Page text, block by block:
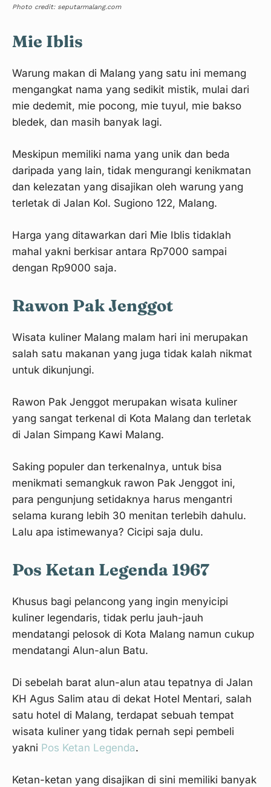
Photo credit: seputarmalang.com
Mie Iblis
Warung makan di Malang yang satu ini memang
mengangkat nama yang sedikit mistik, mulai dari
mie dedemit, mie pocong, mie tuyul, mie bakso
bledek, dan masih banyak lagi.
Meskipun memiliki nama yang unik dan beda
daripada yang lain, tidak mengurangi kenikmatan
dan kelezatan yang disajikan oleh warung yang
terletak di Jalan Kol. Sugiono 122, Malang.
Harga yang ditawarkan dari Mie Iblis tidaklah
mahal yakni berkisar antara Rp7000 sampai
dengan Rp9000 saja.
Rawon Pak Jenggot
Wisata kuliner Malang malam hari ini merupakan
salah satu makanan yang juga tidak kalah nikmat
untuk dikunjungi.
Rawon Pak Jenggot merupakan wisata kuliner
yang sangat terkenal di Kota Malang dan terletak
di Jalan Simpang Kawi Malang.
Saking populer dan terkenalnya, untuk bisa
menikmati semangkuk rawon Pak Jenggot ini,
para pengunjung setidaknya harus mengantri
selama kurang lebih 30 menitan terlebih dahulu.
Lalu apa istimewanya? Cicipi saja dulu.
Pos Ketan Legenda 1967
Khusus bagi pelancong yang ingin menyicipi
kuliner legendaris, tidak perlu jauh-jauh
mendatangi pelosok di Kota Malang namun cukup
mendatangi Alun-alun Batu.
Di sebelah barat alun-alun atau tepatnya di Jalan
KH Agus Salim atau di dekat Hotel Mentari, salah
satu hotel di Malang, terdapat sebuah tempat
wisata kuliner yang tidak pernah sepi pembeli
yakni Pos Ketan Legenda.
Ketan-ketan yang disajikan di sini memiliki banyak